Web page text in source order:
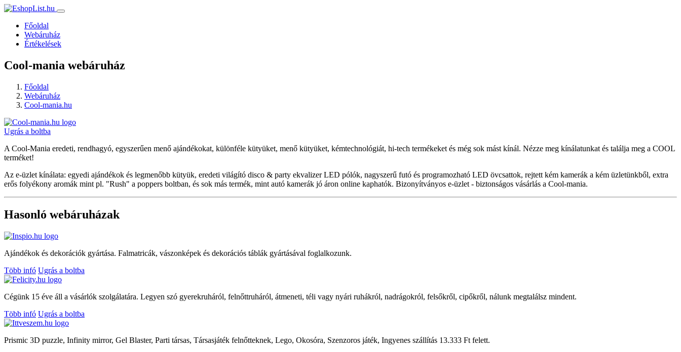
Főoldal
Webáruház
Értékelések
Cool-mania webáruház
Főoldal
Webáruház
Cool-mania.hu
Ugrás a boltba
A Cool-Mania eredeti, rendhagyó, egyszerűen menő ajándékokat, különféle kütyüket, menő kütyüket, kémtechnológiát, hi-tech termékeket és még sok mást kínál. Nézze meg kínálatunkat és találja meg a COOL
terméket!
Az e-üzlet kínálata: egyedi ajándékok és legmenőbb kütyük, eredeti világító disco & party ekvalizer LED pólók, nagyszerű futó és programozható LED övcsattok, rejtett kém kamerák a kém üzletünkből, extra
erős folyékony aromák mint pl. "Rush" a poppers boltban, és sok más termék, mint autó kamerák jó áron online kaphatók. Bizonyítványos e-üzlet - biztonságos vásárlás a Cool-mania.
Hasonló webáruházak
Ajándékok és dekorációk gyártása. Falmatricák, vászonképek és dekorációs táblák gyártásával foglalkozunk.
Több infó Ugrás a boltba
Cégünk 15 éve áll a vásárlók szolgálatára. Legyen szó gyerekruháról, felnőttruháról, átmeneti, téli vagy nyári ruhákról, nadrágokról, felsőkről, cipőkről, nálunk megtalálsz mindent.
Több infó Ugrás a boltba
Prismic 3D puzzle, Infinity mirror, Gel Blaster, Parti társas, Társasjáték felnőtteknek, Lego, Okosóra, Szenzoros játék, Ingyenes szállítás 13.333 Ft felett.